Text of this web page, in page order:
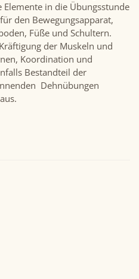
in die Übungsstunde
den Bewegungsapparat,
Füße und Schultern.
der Muskeln und
Koordination und
Bestandteil der
Dehnübungen